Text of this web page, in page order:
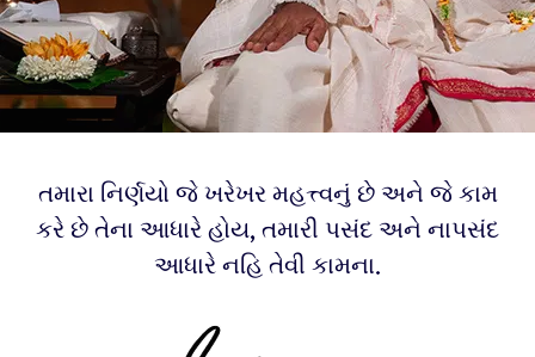
તમારા નિર્ણયો જે ખરેખર મહત્ત્વનું છે અને જે કામ
કરે છે તેના આધારે હોય, તમારી પસંદ અને નાપસંદ
આધારે નહિ તેવી કામના.